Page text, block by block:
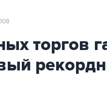
торгов